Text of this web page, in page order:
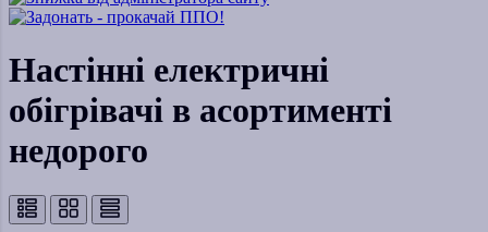
Настінні електричні
обігрівачі в асортименті
недорого